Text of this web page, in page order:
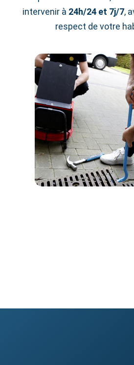
intervenir à 24h/24 et 7j/7,
respect de votre